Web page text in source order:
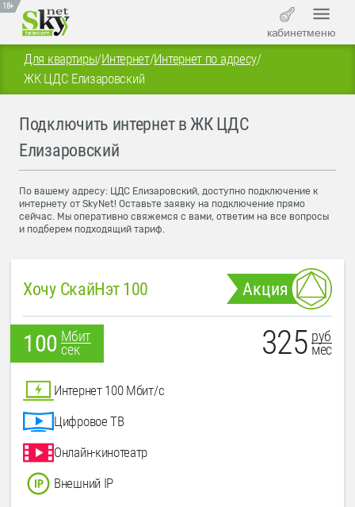
18+
кабинетменю
Для квартиры/Интернет/Интернет по адресу/
ЖК ЦДС Елизаровский
Подключить интернет в ЖК ЦДС
Елизаровский
По вашему адресу: ЦДС Елизаровский, доступно подключение к
интернету от SkyNet! Оставьте заявку на подключение прямо
сейчас. Мы оперативно свяжемся с вами, ответим на все вопросы
и подберем подходящий тариф.
Хочу СкайНэт 100 Акция
100 Мбит
сек
325 руб
мес
Интернет 100 Мбит/с
Цифровое ТВ
Онлайн-кинотеатр
Внешний IP